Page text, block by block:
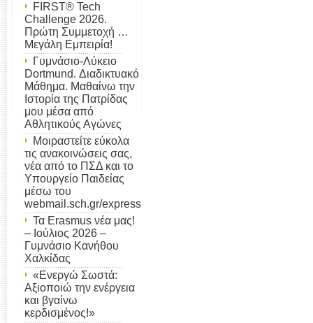
FIRST® Tech
Challenge 2026.
Πρώτη Συμμετοχή …
Μεγάλη Εμπειρία!
Γυμνάσιο-Λύκειο
Dortmund. Διαδικτυακό
Μάθημα. Μαθαίνω την
Ιστορία της Πατρίδας
μου μέσα από
Αθλητικούς Αγώνες
Μοιραστείτε εύκολα
τις ανακοινώσεις σας,
νέα από το ΠΣΔ και το
Υπουργείο Παιδείας
μέσω του
webmail.sch.gr/express
Τα Erasmus νέα μας!
– Ιούλιος 2026 –
Γυμνάσιο Κανήθου
Χαλκίδας
«Ενεργώ Σωστά:
Αξιοποιώ την ενέργεια
και βγαίνω
κερδισμένος!»